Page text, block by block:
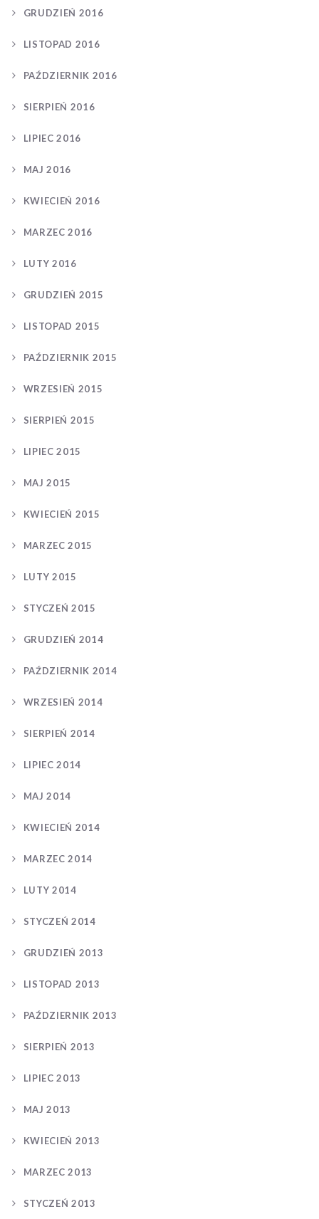
GRUDZIEŃ 2016
LISTOPAD 2016
PAŹDZIERNIK 2016
SIERPIEŃ 2016
LIPIEC 2016
MAJ 2016
KWIECIEŃ 2016
MARZEC 2016
LUTY 2016
GRUDZIEŃ 2015
LISTOPAD 2015
PAŹDZIERNIK 2015
WRZESIEŃ 2015
SIERPIEŃ 2015
LIPIEC 2015
MAJ 2015
KWIECIEŃ 2015
MARZEC 2015
LUTY 2015
STYCZEŃ 2015
GRUDZIEŃ 2014
PAŹDZIERNIK 2014
WRZESIEŃ 2014
SIERPIEŃ 2014
LIPIEC 2014
MAJ 2014
KWIECIEŃ 2014
MARZEC 2014
LUTY 2014
STYCZEŃ 2014
GRUDZIEŃ 2013
LISTOPAD 2013
PAŹDZIERNIK 2013
SIERPIEŃ 2013
LIPIEC 2013
MAJ 2013
KWIECIEŃ 2013
MARZEC 2013
STYCZEŃ 2013